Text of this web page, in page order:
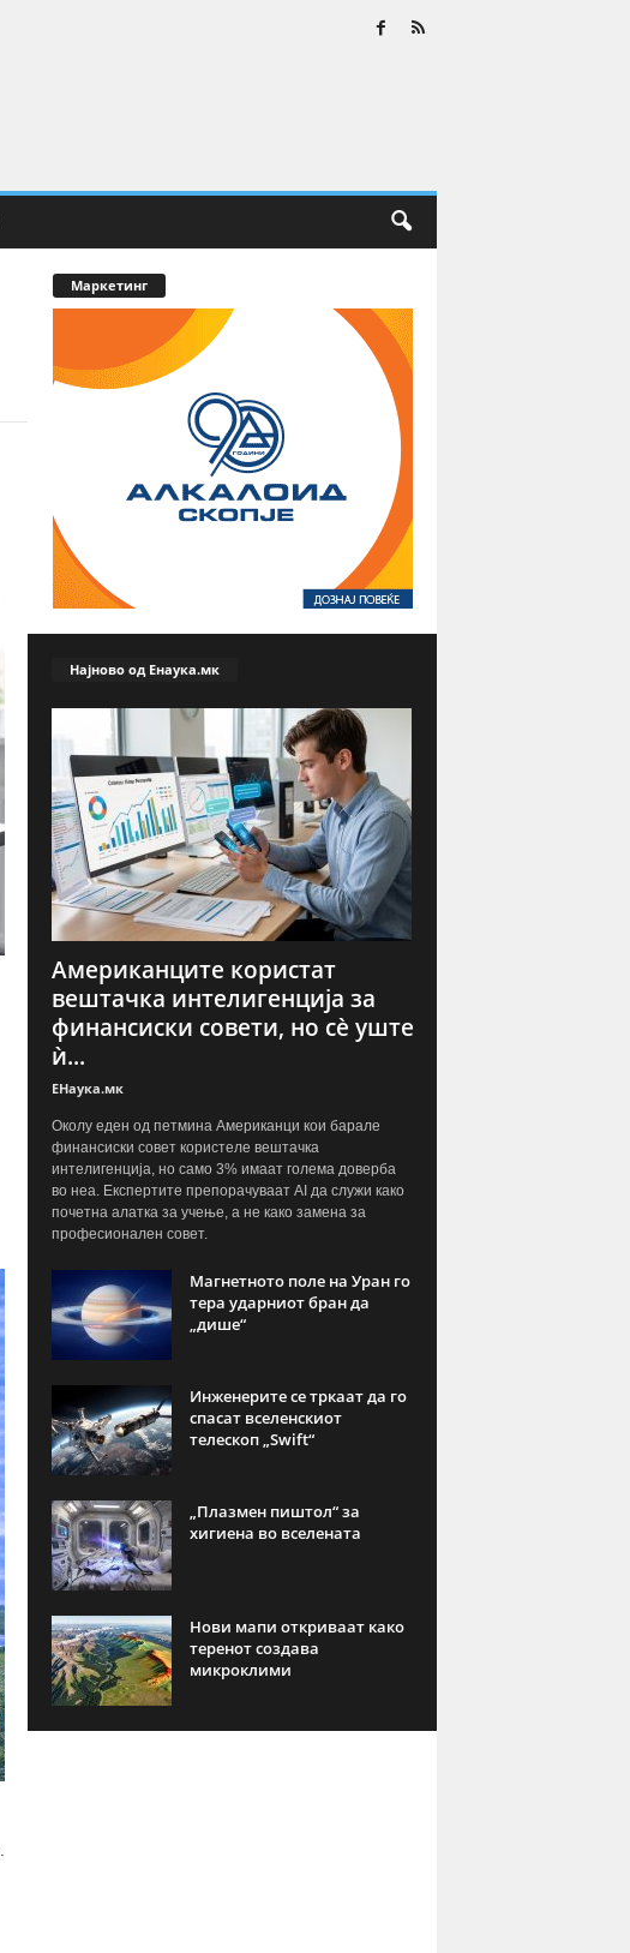
Маркетинг
Најново од Енаука.мк
Американците користат
вештачка интелигенција за
финансиски совети, но сè уште
ѝ...
ЕНаука.мк
Околу еден од петмина Американци кои барале
финансиски совет користеле вештачка
интелигенција, но само 3% имаат голема доверба
во неа. Експертите препорачуваат AI да служи како
почетна алатка за учење, а не како замена за
професионален совет.
Магнетното поле на Уран го
тера ударниот бран да
„дише“
Инженерите се тркаат да го
спасат вселенскиот
телескоп „Swift“
„Плазмен пиштол“ за
хигиена во вселената
Нови мапи откриваат како
теренот создава
микроклими